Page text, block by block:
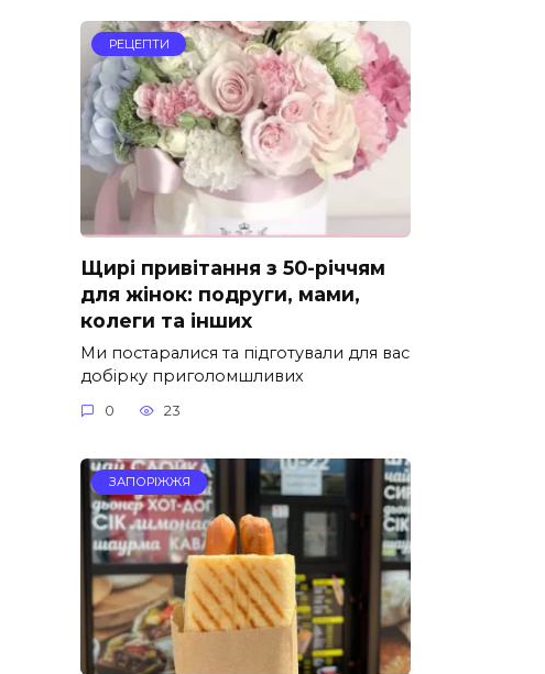
РЕЦЕПТИ
Щирі привітання з 50-річчям
для жінок: подруги, мами,
колеги та інших
Ми постаралися та підготували для вас
добірку приголомшливих
0 23
ЗАПОРІЖЖЯ